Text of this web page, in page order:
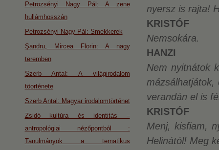
nyersz is rajta!
KRISTÓF
Nemsokára.
HANZI
Nem nyitnátok
verandán el is
KRISTÓF
Menj, kisfiam,
Helinától! Meg
Petrozsényi Nagy Pál: A zene
hullámhosszán
Petrozsényi Nagy Pál: Smekkerek
Şandru, Mircea Florin: A nagy
teremben
Szerb Antal: A világirodalom
töorténete
Szerb Antal: Magyar irodalomtörténet
Zsidó kultúra és identitás –
antropológiai nézőpontból :
Tanulmányok a tematikus